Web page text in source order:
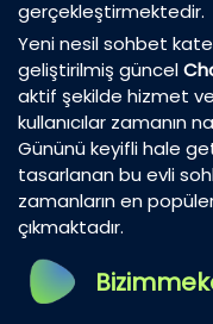
gerçekleştirmektedir.
Yeni nesil sohbet
geliştirilmiş güncel
aktif şekilde hizmet
kullanıcılar zamanın
Gününü keyifli hale
tasarlanan bu evli
zamanların en
çıkmaktadır.